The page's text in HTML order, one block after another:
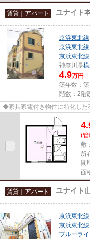
賃貸｜アパート ユナイト
京浜東北線
京浜東北線
京浜東北線
神奈川県
4.9万円
築年数：
階数：2階
◆家具家電付き物件に特化し
(
敷
所
間
面
賃貸｜アパート ユナイト
京浜東北線
京浜東北線
ブルーラ